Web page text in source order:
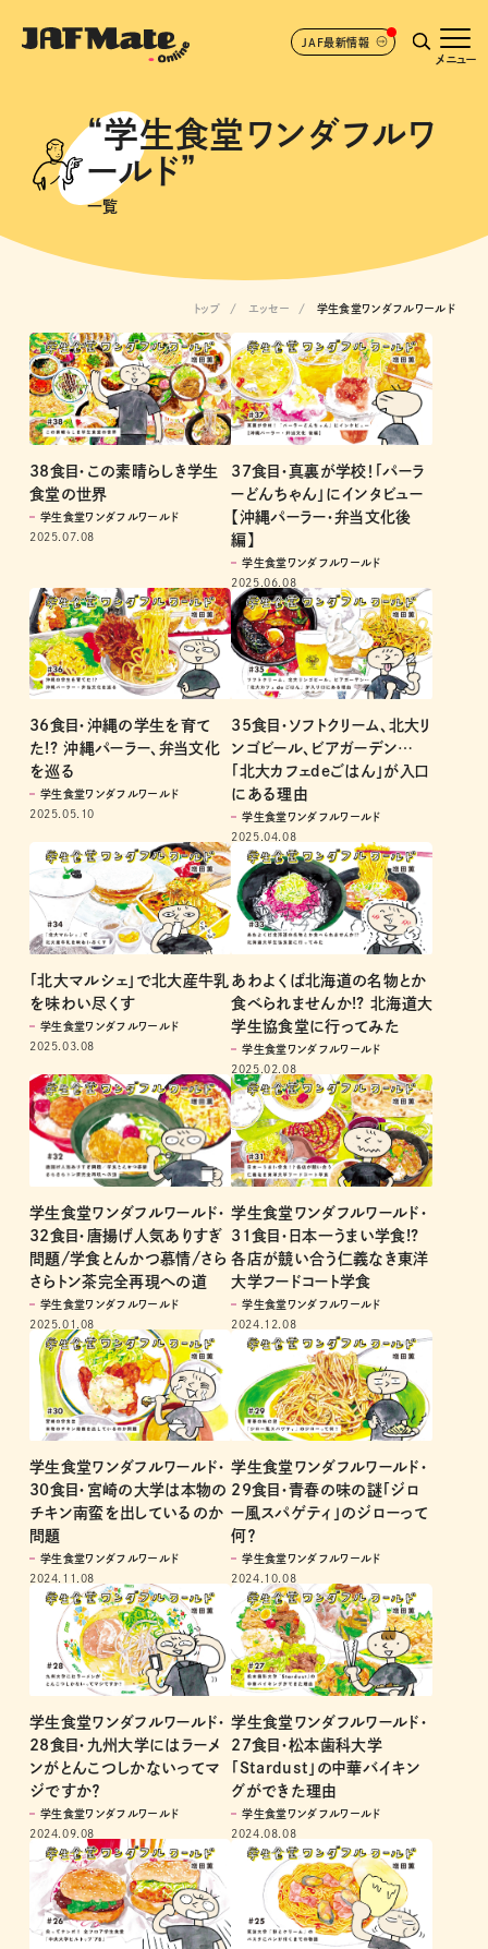
JAF最新情報
メニュー
“学生食堂ワンダフルワ
ールド”
一覧
トップ エッセー 学生食堂ワンダフルワールド
38食目・この素晴らしき学生
食堂の世界
学生食堂ワンダフルワールド
2025.07.08
37食目・真裏が学校！「パーラ
ーどんちゃん」にインタビュー
【沖縄パーラー・弁当文化後
編】
学生食堂ワンダフルワールド
2025.06.08
36食目・沖縄の学生を育て
た!? 沖縄パーラー、弁当文化
を巡る
学生食堂ワンダフルワールド
2025.05.10
35食目・ソフトクリーム、北大リ
ンゴビール、ビアガーデン…
「北大カフェdeごはん」が入口
にある理由
学生食堂ワンダフルワールド
2025.04.08
「北大マルシェ」で北大産牛乳
を味わい尽くす
学生食堂ワンダフルワールド
2025.03.08
あわよくば北海道の名物とか
食べられませんか!? 北海道大
学生協食堂に行ってみた
学生食堂ワンダフルワールド
2025.02.08
学生食堂ワンダフルワールド・
32食目・唐揚げ人気ありすぎ
問題/学食とんかつ慕情/さら
さらトン茶完全再現への道
学生食堂ワンダフルワールド
2025.01.08
学生食堂ワンダフルワールド・
31食目・日本一うまい学食!?
各店が競い合う仁義なき東洋
大学フードコート学食
学生食堂ワンダフルワールド
2024.12.08
学生食堂ワンダフルワールド・
30食目・宮崎の大学は本物の
チキン南蛮を出しているのか
問題
学生食堂ワンダフルワールド
2024.11.08
学生食堂ワンダフルワールド・
29食目・青春の味の謎「ジロ
ー風スパゲティ」のジローって
何？
学生食堂ワンダフルワールド
2024.10.08
学生食堂ワンダフルワールド・
28食目・九州大学にはラーメ
ンがとんこつしかないってマ
ジですか？
学生食堂ワンダフルワールド
2024.09.08
学生食堂ワンダフルワールド・
27食目・松本歯科大学
「Stardust」の中華バイキン
グができた理由
学生食堂ワンダフルワールド
2024.08.08